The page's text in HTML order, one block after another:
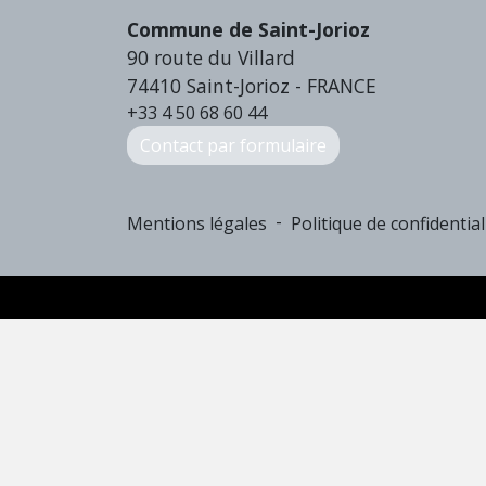
Commune de Saint-Jorioz
90 route du Villard
74410 Saint-Jorioz - FRANCE
+33 4 50 68 60 44
Contact par formulaire
Mentions légales - Politique de